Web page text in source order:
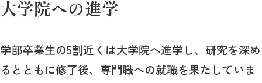
大学院への進学
学部卒業生の5割近くは大学院へ進学し、研究を深め
るとともに修了後、専門職への就職を果たしていま